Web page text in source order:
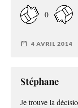
0
4 AVRIL 2014
Stéphane
Je trouve la